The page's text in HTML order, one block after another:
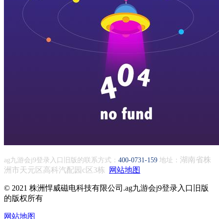
ag九游会j9登录入口旧版的联系方式： 400-0731-159 地址： 湖南省株
洲市天元区高科汽配园c区3栋
网站地图
© 2021 株洲悍威磁电科技有限公司.ag九游会j9登录入口旧版
的版权所有
网站地图